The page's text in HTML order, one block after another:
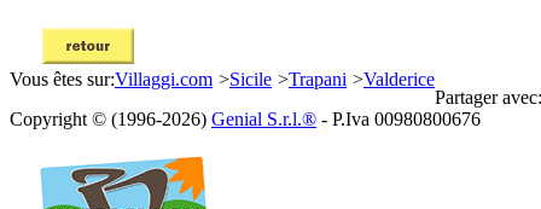
Vous êtes sur:Villaggi.com >Sicile >Trapani >Valderice
Partager avec:
Copyright © (1996-2026) Genial S.r.l.® - P.Iva 00980800676